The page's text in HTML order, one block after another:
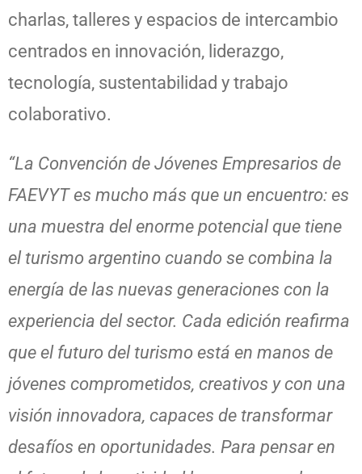
charlas, talleres y espacios de intercambio
centrados en innovación, liderazgo,
tecnología, sustentabilidad y trabajo
colaborativo.
“La Convención de Jóvenes Empresarios de
FAEVYT es mucho más que un encuentro: es
una muestra del enorme potencial que tiene
el turismo argentino cuando se combina la
energía de las nuevas generaciones con la
experiencia del sector. Cada edición reafirma
que el futuro del turismo está en manos de
jóvenes comprometidos, creativos y con una
visión innovadora, capaces de transformar
desafíos en oportunidades. Para pensar en